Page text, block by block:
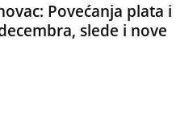
Povećanja plata i
slede i nove